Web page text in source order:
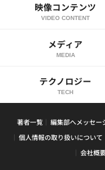
映像コンテンツ
VIDEO CONTENT
メディア
MEDIA
テクノロジー
TECH
著者一覧 編集部へメッセー
個人情報の取り扱いについて
会社概